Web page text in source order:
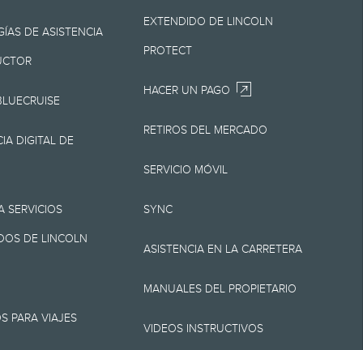
Lincoln es la mejor
destino/entrega
cargos por
de
No incluye
cargos de
No todos los
DE ASISTENCIA
DIGITAL DE
SERVICIOS
DE LINCOLN
PARA VIAJES
EXTENDIDO DE LINCOLN
PROTECT
HACER UN PAGO
RETIROS DEL MERCADO
SERVICIO MÓVIL
SYNC
ASISTENCIA EN LA CARRETERA
MANUALES DEL PROPIETARIO
VIDEOS INSTRUCTIVOS